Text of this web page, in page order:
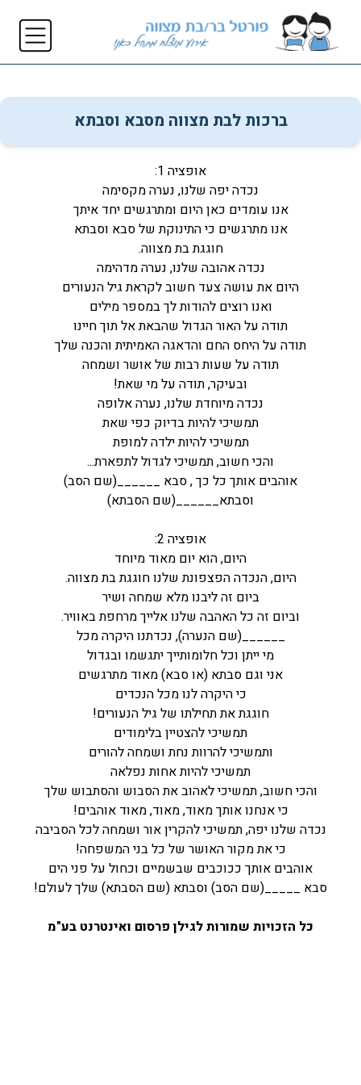
ברכות לבת מצווה מסבא וסבתא
אופציה 1:
נכדה יפה שלנו, נערה מקסימה
אנו עומדים כאן היום ומתרגשים יחד איתך
אנו מתרגשים כי התינוקת של סבא וסבתא
חוגגת בת מצווה.
נכדה אהובה שלנו, נערה מדהימה
היום את עושה צעד חשוב לקראת גיל הנעורים
ואנו רוצים להודות לך במספר מילים
תודה על האור הגדול שהבאת אל תוך חיינו
תודה על היחס החם והדאגה האמיתית והכנה שלך
תודה על שעות רבות של אושר ושמחה
ובעיקר, תודה על מי שאת!
נכדה מיוחדת שלנו, נערה אלופה
תמשיכי להיות בדיוק כפי שאת
תמשיכי להיות ילדה למופת
והכי חשוב, תמשיכי לגדול לתפארת...
אוהבים אותך כל כך , סבא ______(שם הסב)
וסבתא______(שם הסבתא)
אופציה 2:
היום, הוא יום מאוד מיוחד
היום, הנכדה הפצפונת שלנו חוגגת בת מצווה.
ביום זה ליבנו מלא שמחה ושיר
וביום זה כל האהבה שלנו אלייך מרחפת באוויר.
______(שם הנערה), נכדתנו היקרה מכל
מי ייתן וכל חלומותייך יתגשמו ובגדול
אני וגם סבתא (או סבא) מאוד מתרגשים
כי היקרה לנו מכל הנכדים
חוגגת את תחילתו של גיל הנעורים!
תמשיכי להצטיין בלימודים
ותמשיכי להרוות נחת ושמחה להורים
תמשיכי להיות אחות נפלאה
והכי חשוב, תמשיכי לאהוב את הסבוש והסתבוש שלך
כי אנחנו אותך מאוד, מאוד, מאוד אוהבים!
נכדה שלנו יפה, תמשיכי להקרין אור ושמחה לכל הסביבה
כי את מקור האושר של כל בני המשפחה!
אוהבים אותך ככוכבים שבשמיים וכחול על פני הים
סבא _____(שם הסב) וסבתא (שם הסבתא) שלך לעולם!
כל הזכויות שמורות לגילן פרסום ואינטרנט בע"מ